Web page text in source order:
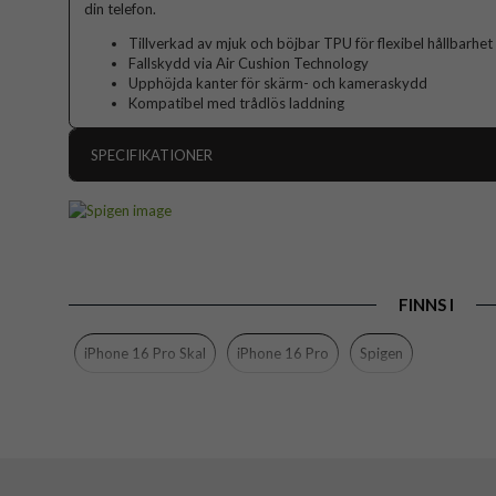
din telefon.
Tillverkad av mjuk och böjbar TPU för flexibel hållbarhet
Fallskydd via Air Cushion Technology
Upphöjda kanter för skärm- och kameraskydd
Kompatibel med trådlös laddning
SPECIFIKATIONER
Egenskaper
Färg
FINNS I
iPhone 16 Pro Skal iPhone 16 Pro Spigen